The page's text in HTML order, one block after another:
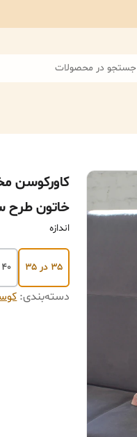
جستجو در محصولات
کاورکوسن
خاتون طرح
اندازه
۳۵ در ۳۵ ۴۰ در ۴۰
دسته‌بندی: